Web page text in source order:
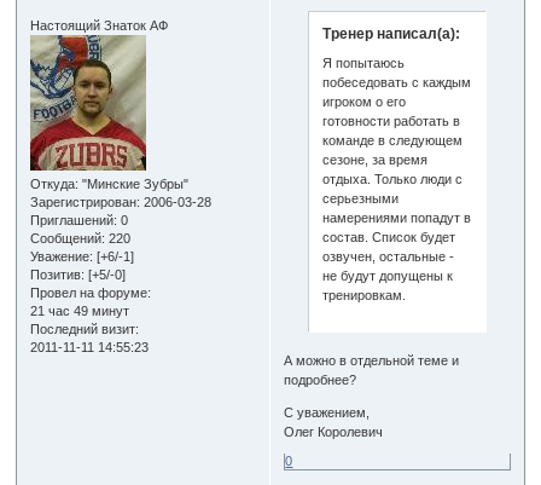
Настоящий Знаток АФ
Откуда: "Минские Зубры"
Зарегистрирован: 2006-03-28
Приглашений: 0
Сообщений: 220
Уважение: [+6/-1]
Позитив: [+5/-0]
Провел на форуме:
21 час 49 минут
Последний визит:
2011-11-11 14:55:23
Тренер написал(а):
Я попытаюсь
побеседовать с каждым
игроком о его
готовности работать в
команде в следующем
сезоне, за время
отдыха. Только люди с
серьезными
намерениями попадут в
состав. Список будет
озвучен, остальные -
не будут допущены к
тренировкам.
А можно в отдельной теме и
подробнее?
С уважением,
Олег Королевич
0